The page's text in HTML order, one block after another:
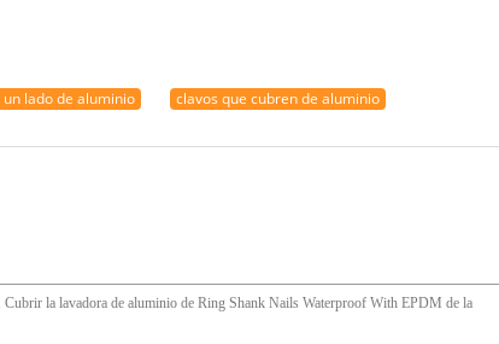
lado de aluminio clavos que cubren de aluminio